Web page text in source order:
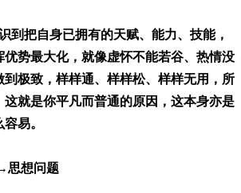
到把自身已拥有的天赋、能力、技能，
优势最大化，就像虚怀不能若谷、热情没
到极致，样样通、样样松、样样无用，所
这就是你平凡而普通的原因，这本身亦是
易。
想问题